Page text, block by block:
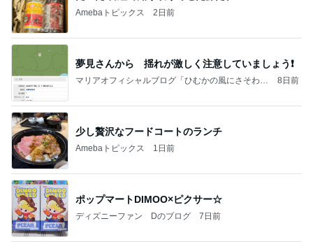
Amebaトピックス 2日前
夢見さんから 揺れが激しく注意していましょう❗️
マリアオフィシャルブログ「ひむかの風にさそわれ
8日前
少し贅沢なフードコートのランチ
Amebaトピックス 1日前
ポップマートDIMOO×ピクサー☆
ディズニーファン Dのブログ 7日前